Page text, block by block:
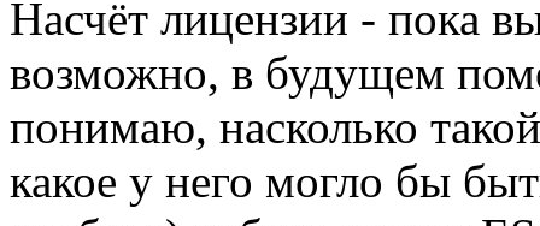
Насчёт лицензии - пока
возможно, в будущем
понимаю, насколько
какое у него могло бы